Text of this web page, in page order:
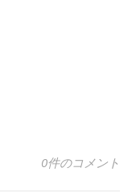
0件のコメント